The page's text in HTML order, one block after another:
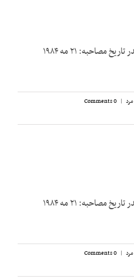
روایت‌کننده: آقای ابوالحسن بنی‌صدر تاریخ مصاحبه: ۲۱ مه ۱۹۸۴
مرد |
0 Comments
روایت‌کننده: آقای ابوالحسن بنی‌صدر تاریخ مصاحبه: ۲۱ مه ۱۹۸۴
مرد |
0 Comments